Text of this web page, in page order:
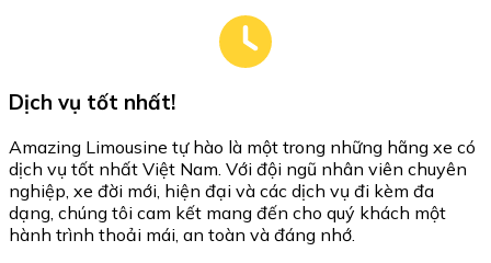
Dịch vụ tốt nhất!
Amazing Limousine tự hào là một trong những hãng xe có
dịch vụ tốt nhất Việt Nam. Với đội ngũ nhân viên chuyên
nghiệp, xe đời mới, hiện đại và các dịch vụ đi kèm đa
dạng, chúng tôi cam kết mang đến cho quý khách một
hành trình thoải mái, an toàn và đáng nhớ.